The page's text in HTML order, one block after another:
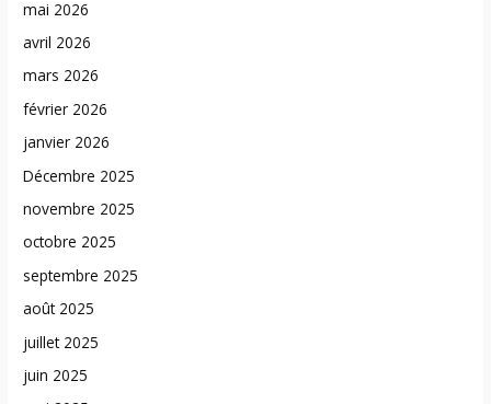
mai 2026
avril 2026
mars 2026
février 2026
janvier 2026
Décembre 2025
novembre 2025
octobre 2025
septembre 2025
août 2025
juillet 2025
juin 2025